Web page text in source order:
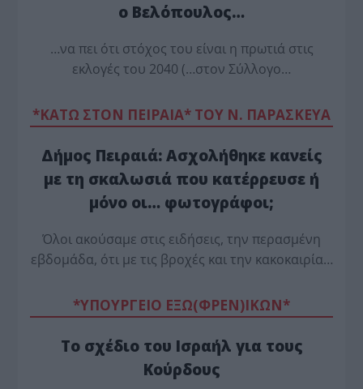
ο Βελόπουλος…
…να πει ότι στόχος του είναι η πρωτιά στις
εκλογές του 2040 (…στον Σύλλογο…
*ΚΑΤΩ ΣΤΟΝ ΠΕΙΡΑΙΑ* ΤΟΥ Ν. ΠΑΡΑΣΚΕΥΑ
Δήμος Πειραιά: Ασχολήθηκε κανείς
με τη σκαλωσιά που κατέρρευσε ή
μόνο οι… φωτογράφοι;
Όλοι ακούσαμε στις ειδήσεις, την περασμένη
εβδομάδα, ότι με τις βροχές και την κακοκαιρία…
*ΥΠΟΥΡΓΕΙΟ ΕΞΩ(ΦΡΕΝ)ΙΚΩΝ*
Το σχέδιο του Ισραήλ για τους
Κούρδους